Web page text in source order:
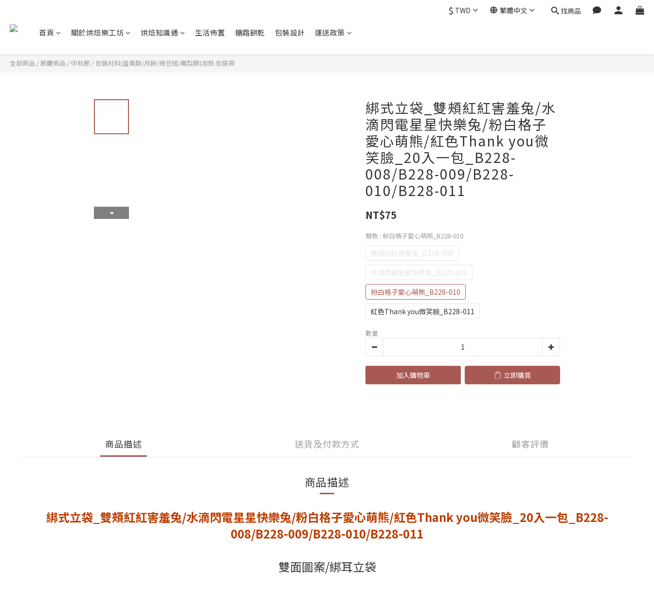
$ TWD 繁體中文 找商品
首頁 關於烘焙樂工坊 烘焙知識通 生活佈置 糖霜餅乾 包裝設計 運送政策
全部商品 / 節慶商品 / 中秋節 / 包裝材料(蛋黃酥/月餅/綠豆椪/鳳梨酥)泡殼.包裝袋
綁式立袋_雙頰紅紅害羞兔/水
滴閃電星星快樂兔/粉白格子
愛心萌熊/紅色Thank you微
笑臉_20入一包_B228-
008/B228-009/B228-
010/B228-011
NT$75
顏色 : 粉白格子愛心萌熊_B228-010
雙頰紅紅害羞兔_B228-008
水滴閃電星星快樂兔_B228-009
粉白格子愛心萌熊_B228-010
紅色Thank you微笑臉_B228-011
數量
加入購物車 立即購買
商品描述 送貨及付款方式 顧客評價
商品描述
綁式立袋_雙頰紅紅害羞兔/水滴閃電星星快樂兔/粉白格子愛心萌熊/紅色Thank you微笑臉_20入一包_B228-
008/B228-009/B228-010/B228-011
雙面圖案/綁耳立袋